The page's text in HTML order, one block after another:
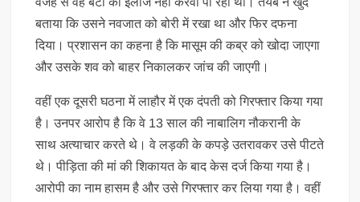
बताया कि उसने नवजात को बोरी में रखा था और फिर दफना
दिया। प्रशासन का कहना है कि मासूम की कब्र को खोदा जाएगा
और उसके शव को बाहर निकालकर जांच की जाएगी।
वहीं एक दूसरी घठना में लाहौर में एक दंपती को गिरफ्तार किया गया
है। उनपर आरोप है कि वे 13 साल की नाबालिग नौकरानी के
साथ अत्याचार करते थे। वे लड़की के कपड़े उतरावकर उसे पीटते
थे। पीड़िता की मां की शिकायत के बाद केस दर्ज किया गया है।
आरोपी का नाम हासम है और उसे गिरफ्तार कर लिया गया है। वहीं